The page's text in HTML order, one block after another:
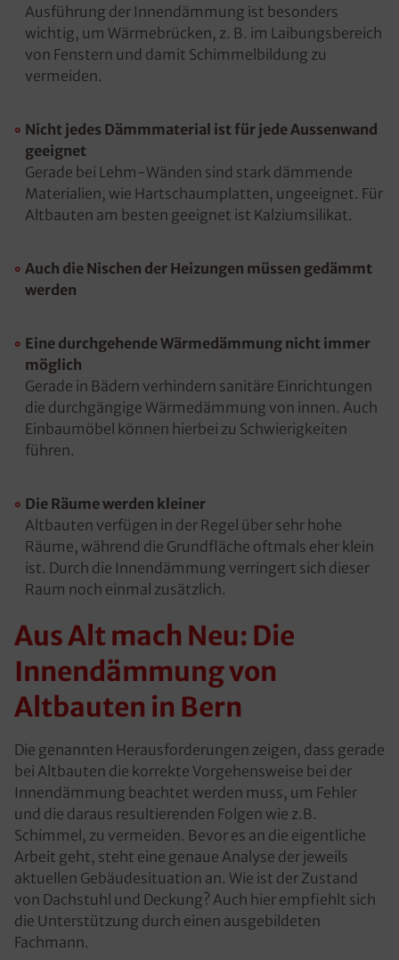
Ausführung der Innendämmung ist besonders
wichtig, um Wärmebrücken, z. B. im Laibungsbereich
von Fenstern und damit Schimmelbildung zu
vermeiden.
Nicht jedes Dämmmaterial ist für jede Aussenwand
geeignet
Gerade bei Lehm-Wänden sind stark dämmende
Materialien, wie Hartschaumplatten, ungeeignet. Für
Altbauten am besten geeignet ist Kalziumsilikat.
Auch die Nischen der Heizungen müssen gedämmt
werden
Eine durchgehende Wärmedämmung nicht immer
möglich
Gerade in Bädern verhindern sanitäre Einrichtungen
die durchgängige Wärmedämmung von innen. Auch
Einbaumöbel können hierbei zu Schwierigkeiten
führen.
Die Räume werden kleiner
Altbauten verfügen in der Regel über sehr hohe
Räume, während die Grundfläche oftmals eher klein
ist. Durch die Innendämmung verringert sich dieser
Raum noch einmal zusätzlich.
Aus Alt mach Neu: Die
Innendämmung von
Altbauten in Bern
Die genannten Herausforderungen zeigen, dass gerade
bei Altbauten die korrekte Vorgehensweise bei der
Innendämmung beachtet werden muss, um Fehler
und die daraus resultierenden Folgen wie z.B.
Schimmel, zu vermeiden. Bevor es an die eigentliche
Arbeit geht, steht eine genaue Analyse der jeweils
aktuellen Gebäudesituation an. Wie ist der Zustand
von Dachstuhl und Deckung? Auch hier empfiehlt sich
die Unterstützung durch einen ausgebildeten
Fachmann.